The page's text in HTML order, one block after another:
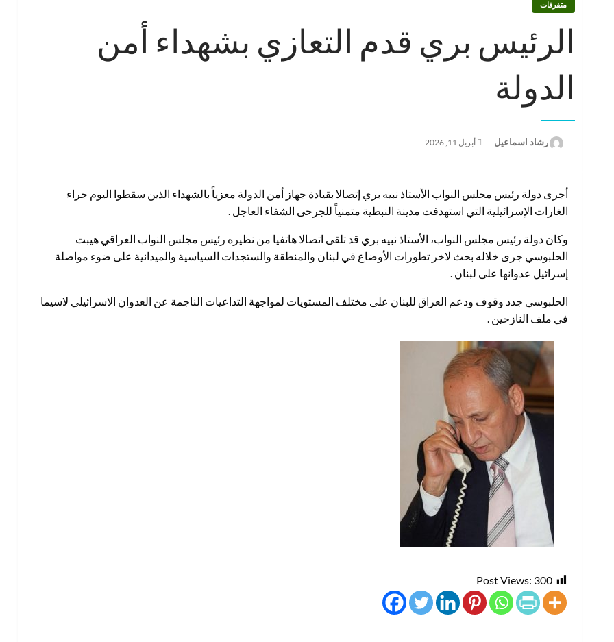
متفرقات
الرئيس بري قدم التعازي بشهداء أمن
الدولة
رشاد اسماعيل
نُشر
أبريل 11, 2026
أجرى دولة رئيس مجلس النواب الأستاذ نبيه بري إتصالا بقيادة جهاز أمن الدولة معزياً بالشهداء الذين سقطوا اليوم جراء
الغارات الإسرائيلية التي استهدفت مدينة النبطية متمنياً للجرحى الشفاء العاجل .
وكان دولة رئيس مجلس النواب، الأستاذ نبيه بري قد تلقى اتصالا هاتفيا من نظيره رئيس مجلس النواب العراقي هيبت
الحلبوسي جرى خلاله بحث لاخر تطورات الأوضاع في لبنان والمنطقة والستجدات السياسية والميدانية على ضوء مواصلة
إسرائيل عدوانها على لبنان .
الحلبوسي جدد وقوف ودعم العراق للبنان على مختلف المستويات لمواجهة التداعيات الناجمة عن العدوان الاسرائيلي لاسيما
في ملف النازحين .
Post Views: 300